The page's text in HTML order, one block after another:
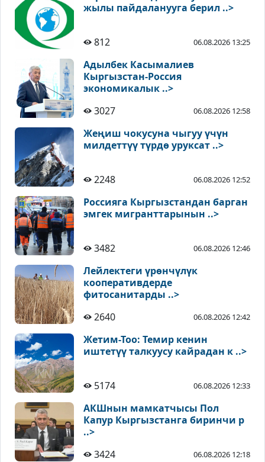
жылы пайдаланууга берил ..>
812 06.08.2026 13:25
Адылбек Касымалиев
Кыргызстан-Россия
экономикалык ..>
3027
06.08.2026 12:58
Жеңиш чокусуна чыгуу үчүн
милдеттүү түрдө уруксат ..>
2248 06.08.2026 12:52
Россияга Кыргызстандан барган
эмгек мигранттарынын ..>
3482 06.08.2026 12:46
Лейлектеги үрөнчүлүк
кооперативдерде
фитосанитарды ..>
2640
06.08.2026 12:42
Жетим-Тоо: Темир кенин
иштетүү талкуусу кайрадан к ..>
5174 06.08.2026 12:33
АКШнын мамкатчысы Пол
Капур Кыргызстанга биринчи р
..>
3424
06.08.2026 12:18